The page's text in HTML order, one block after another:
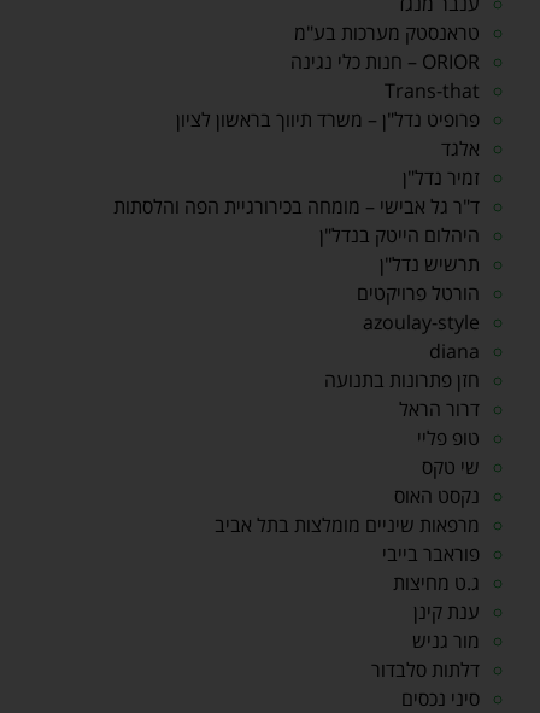
טראנסטק מערכות בע"מ
ORIOR – חנות כלי נגינה
Trans-that
פרופיט נדל"ן – משרד תיווך בראשון לציון
אלגד
זמיר נדל"ן
ד"ר גל אבישי – מומחה בכירורגיית הפה והלסתות
היהלום הייטק בנדל"ן
תרשיש נדל"ן
הורטל פרויקטים
azoulay-style
diana
חזן פתרונות בתנועה
דרור הראל
טופ פליי
שי טקס
נקסט האוס
מרפאות שיניים מומלצות בתל אביב
פוראבר בייבי
ג.ט מחיצות
ענת קינן
מור גניש
דלתות סלבדור
סיני נכסים